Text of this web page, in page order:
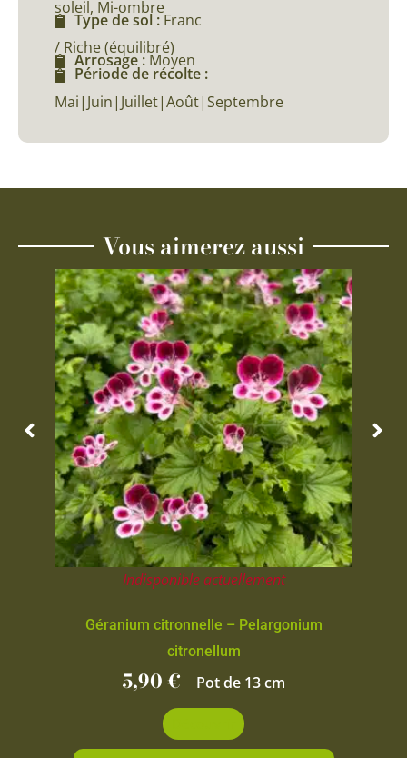
soleil, Mi-ombre
Type de sol : Franc
/ Riche (équilibré)
Arrosage : Moyen
Période de récolte :
Mai|Juin|Juillet|Août|Septembre
Vous aimerez aussi
Indisponible actuellement
Géranium citronnelle – Pelargonium
citronellum
5,90€ - Pot de 13 cm